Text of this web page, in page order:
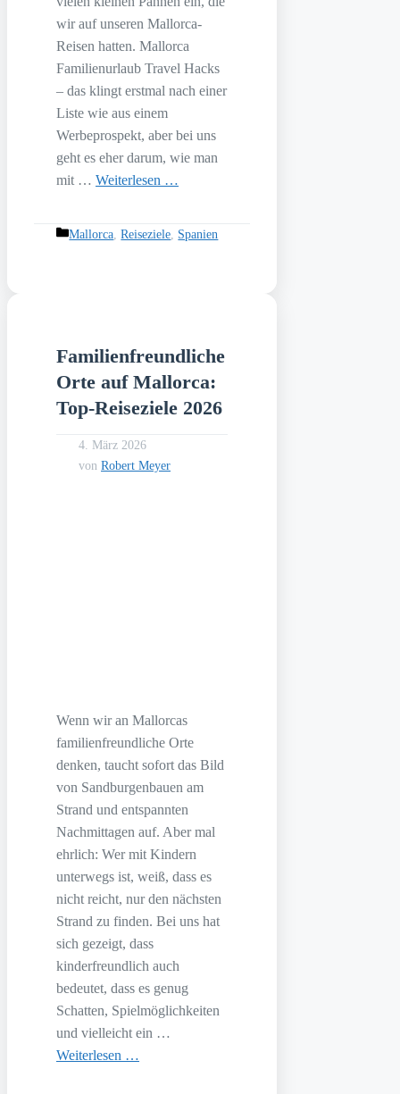
wir auf unseren Mallorca-
Reisen hatten. Mallorca
Familienurlaub Travel Hacks
– das klingt erstmal nach einer
Liste wie aus einem
Werbeprospekt, aber bei uns
geht es eher darum, wie man
mit … Weiterlesen …
Kategorien
Mallorca,Reiseziele, Spanien
Familienfreundliche
Orte auf Mallorca:
Top-Reiseziele 2026
4. März 2026
von Robert Meyer
Wenn wir an Mallorcas
familienfreundliche Orte
denken, taucht sofort das Bild
von Sandburgenbauen am
Strand und entspannten
Nachmittagen auf. Aber mal
ehrlich: Wer mit Kindern
unterwegs ist, weiß, dass es
nicht reicht, nur den nächsten
Strand zu finden. Bei uns hat
sich gezeigt, dass
kinderfreundlich auch
bedeutet, dass es genug
Schatten, Spielmöglichkeiten
und vielleicht ein …
Weiterlesen …